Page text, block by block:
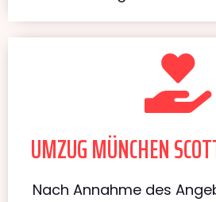
UMZUG MÜNCHEN
Nach Annahme des